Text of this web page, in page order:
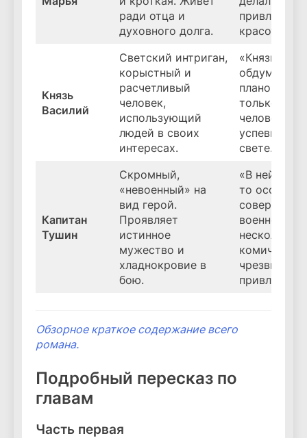
ради отца и
духовного долга.
красоты».
Князь
Василий
Светский интриган,
корыстный и
расчетливый
человек,
использующий
людей в своих
интересах.
«Князь
обдумывал
планов… Он
только
человек,
успевший в
свете…».
Капитан
Тушин
Скромный,
«невоенный» на
вид герой.
Проявляет
истинное
мужество и
хладнокровие в
бою.
«В ней
то
военное,
несколько
Обзорное краткое содержание всего
романа.
Подробный пересказ по
главам
Часть первая